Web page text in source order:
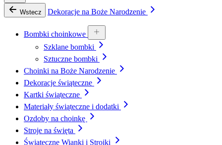
Wstecz Dekoracje na Boże Narodzenie
Bombki choinkowe
Szklane bombki
Sztuczne bombki
Choinki na Boże Narodzenie
Dekoracje świąteczne
Kartki świąteczne
Materiały świąteczne i dodatki
Ozdoby na choinkę
Stroje na święta
Świąteczne Wianki i Stroiki